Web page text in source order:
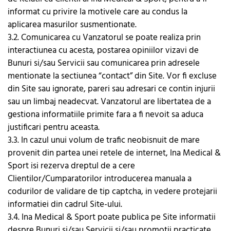
informat cu privire la motivele care au condus la
aplicarea masurilor susmentionate.
3.2. Comunicarea cu Vanzatorul se poate realiza prin
interactiunea cu acesta, postarea opiniilor vizavi de
Bunuri si/sau Servicii sau comunicarea prin adresele
mentionate la sectiunea “contact” din Site. Vor fi excluse
din Site sau ignorate, pareri sau adresari ce contin injurii
sau un limbaj neadecvat. Vanzatorul are libertatea de a
gestiona informatiile primite fara a fi nevoit sa aduca
justificari pentru aceasta.
3.3. In cazul unui volum de trafic neobisnuit de mare
provenit din partea unei retele de internet, Ina Medical &
Sport isi rezerva dreptul de a cere
Clientilor/Cumparatorilor introducerea manuala a
codurilor de validare de tip captcha, in vedere protejarii
informatiei din cadrul Site-ului.
3.4. Ina Medical & Sport poate publica pe Site informatii